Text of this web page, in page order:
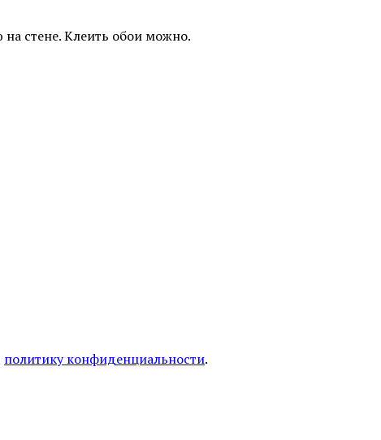
стене. Клеить обои можно.
политику конфиденциальности.